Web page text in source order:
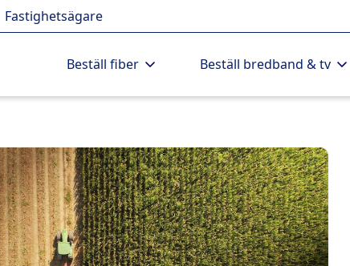
Fastighetsägare
Beställ fiber Beställ bredband & tv